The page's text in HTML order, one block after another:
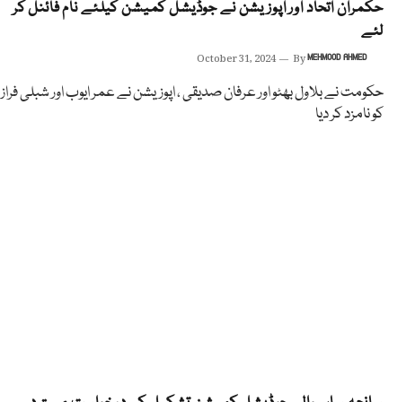
حکمران اتحاد اور اپوزیشن نے جوڈیشل کمیشن کیلئے نام فائنل کر
لئے
October 31, 2024 ByMEHMOOD AHMED
حکومت نے بلاول بھٹو اور عرفان صدیقی ، اپوزیشن نے عمر ایوب اور شبلی فراز
کو نامزد کر دیا